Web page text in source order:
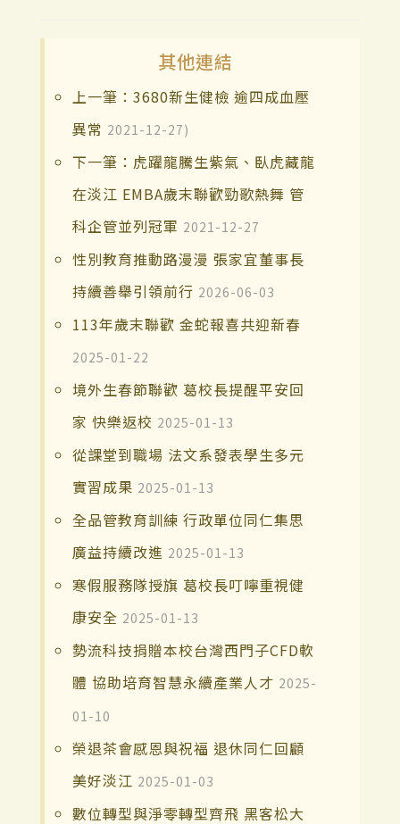
其他連結
上一筆：3680新生健檢 逾四成血壓
異常 2021-12-27)
下一筆：虎躍龍騰生紫氣、臥虎藏龍
在淡江 EMBA歲末聯歡勁歌熱舞 管
科企管並列冠軍 2021-12-27
性別教育推動路漫漫 張家宜董事長
持續善舉引領前行 2026-06-03
113年歲末聯歡 金蛇報喜共迎新春
2025-01-22
境外生春節聯歡 葛校長提醒平安回
家 快樂返校 2025-01-13
從課堂到職場 法文系發表學生多元
實習成果 2025-01-13
全品管教育訓練 行政單位同仁集思
廣益持續改進 2025-01-13
寒假服務隊授旗 葛校長叮嚀重視健
康安全 2025-01-13
勢流科技捐贈本校台灣西門子CFD軟
體 協助培育智慧永續產業人才 2025-
01-10
榮退茶會感恩與祝福 退休同仁回顧
美好淡江 2025-01-03
數位轉型與淨零轉型齊飛 黑客松大